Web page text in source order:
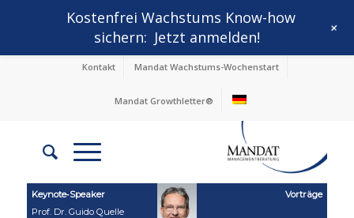
Kontakt Mandat Wachstums-Wochenstart
Mandat Growthletter®
Keynote‑Speaker
Prof. Dr. Guido Quelle
Vorträge
Kostenfrei Wachstums Know-how
sichern: Jetzt anmelden! +